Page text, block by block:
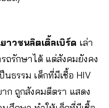
าวชนลิตเติ้ลเบิร์ด เล่า
ถรักษาได้ แต่สังคมยังคง
นธรรม เด็กที่มีเชื้อ HIV
ก ถูกสังคมตีตรา แสดง